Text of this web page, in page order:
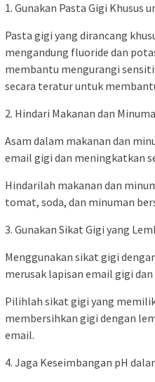
1. Gunakan Pasta Gigi Khusus
Pasta gigi yang dirancang
mengandung fluoride dan
membantu mengurangi
secara teratur untuk
2. Hindari Makanan dan
Asam dalam makanan dan
email gigi dan meningkatkan
Hindarilah makanan dan
tomat, soda, dan minuman
3. Gunakan Sikat Gigi yang
Menggunakan sikat gigi
merusak lapisan email gigi
Pilihlah sikat gigi yang
membersihkan gigi dengan
email.
4. Jaga Keseimbangan pH